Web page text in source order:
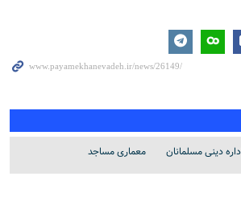
دینی مسلمانان معماری مساجد